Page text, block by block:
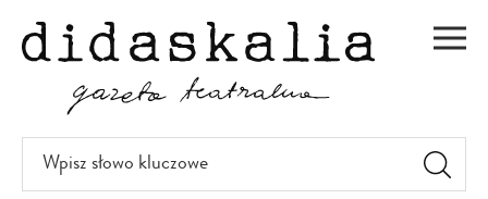
DO
TREŚCI
Wpisz
słowo